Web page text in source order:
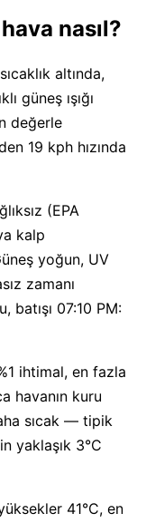
nasıl?
altında,
güneş ışığı
değerle
19 kph hızında
(EPA
kalp
yoğun, UV
zamanı
batışı 07:10 PM:
ihtimal, en fazla
havanın kuru
sıcak — tipik
yaklaşık 3°C
41°C, en